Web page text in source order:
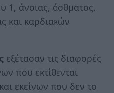
1, άνοιας, άσθματος,
και καρδιακών
εξέτασαν τις διαφορές
που εκτίθενται
εκείνων που δεν το